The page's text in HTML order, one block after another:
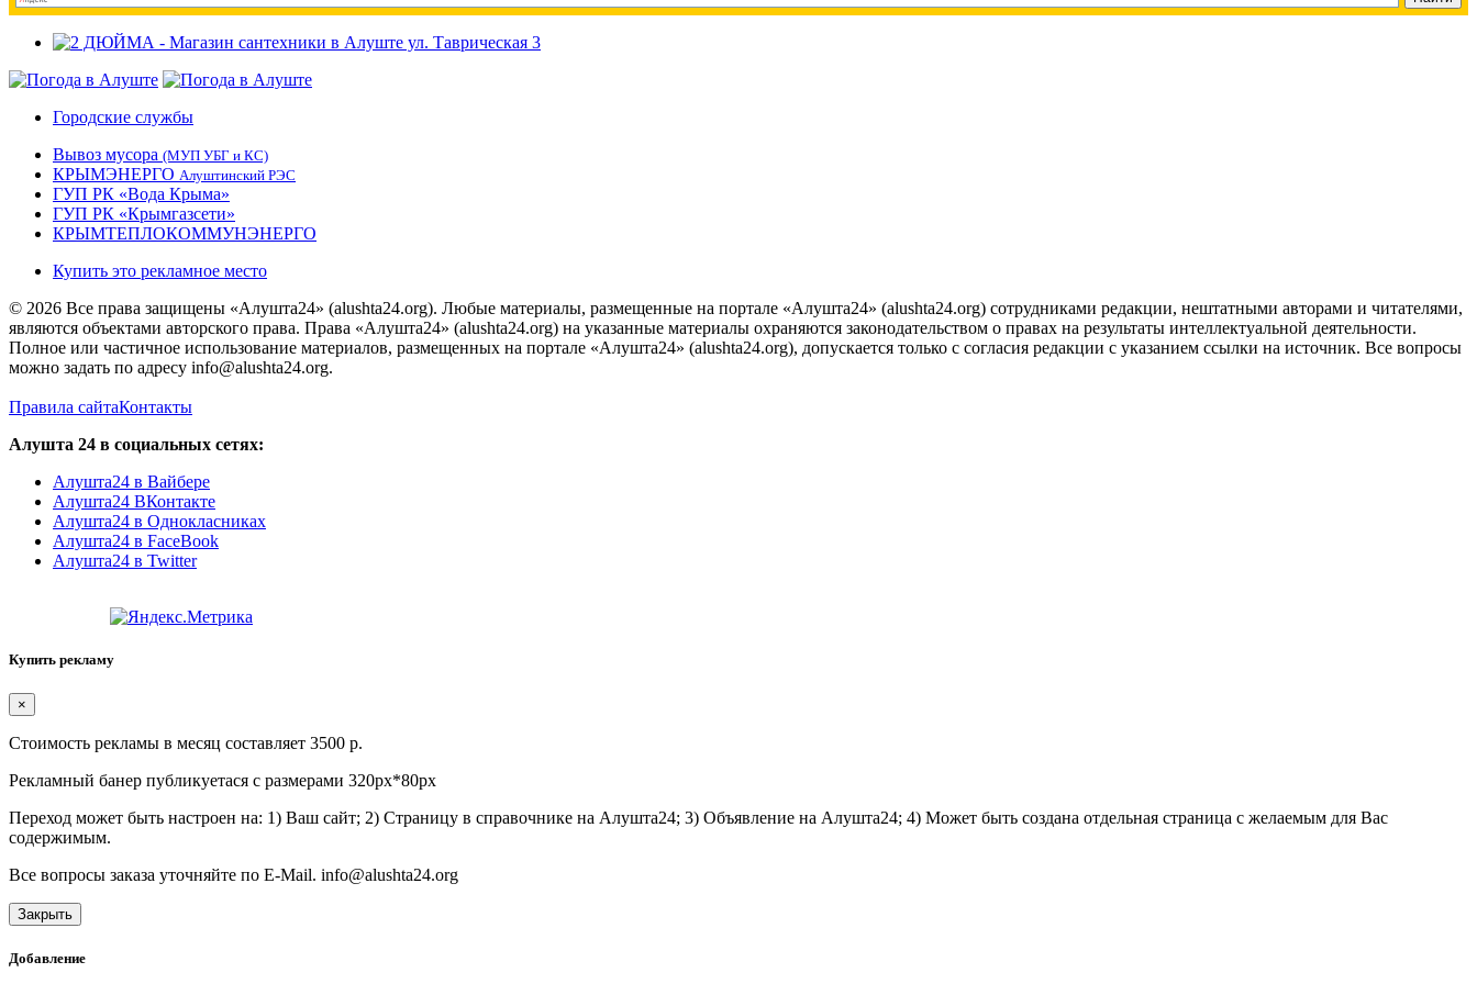
Городские службы
Вывоз мусора (МУП УБГ и КС)
КРЫМЭНЕРГО Алуштинский РЭС
ГУП РК «Вода Крыма»
ГУП РК «Крымгазсети»
КРЫМТЕПЛОКОММУНЭНЕРГО
Купить это рекламное место
© 2026 Все права защищены «Алушта24» (alushta24.org). Любые материалы, размещенные на портале «Алушта24» (alushta24.org) сотрудниками редакции, нештатными авторами и читателями,
являются объектами авторского права. Права «Алушта24» (alushta24.org) на указанные материалы охраняются законодательством о правах на результаты интеллектуальной деятельности.
Полное или частичное использование материалов, размещенных на портале «Алушта24» (alushta24.org), допускается только с согласия редакции с указанием ссылки на источник. Все вопросы
можно задать по адресу info@alushta24.org.
Правила сайтаКонтакты
Алушта 24 в социальных сетях:
Алушта24 в Вайбере
Алушта24 ВКонтакте
Алушта24 в Однокласниках
Алушта24 в FaceBook
Алушта24 в Twitter
Купить рекламу
×
Стоимость рекламы в месяц составляет 3500 р.
Рекламный банер публикуетася с размерами 320px*80px
Переход может быть настроен на: 1) Ваш сайт; 2) Страницу в справочнике на Алушта24; 3) Объявление на Алушта24; 4) Может быть создана отдельная страница с желаемым для Вас
содержимым.
Все вопросы заказа уточняйте по E-Mail. info@alushta24.org
Закрыть
Добавление